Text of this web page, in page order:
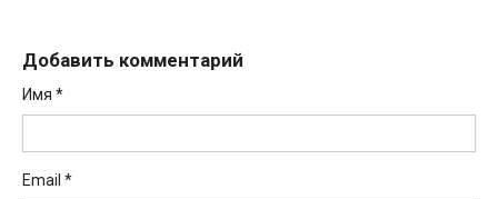
Добавить комментарий
Имя *
Email *